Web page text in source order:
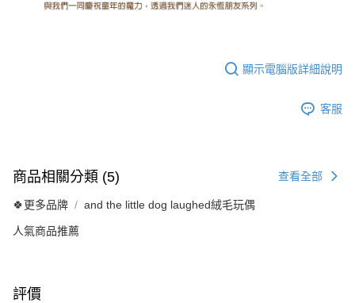
顯示電腦版詳細說明
客服
商品相關分類 (5) 查看全部
🍀更多品牌 and the little dog laughed絨毛玩偶
人氣商品推薦
評價